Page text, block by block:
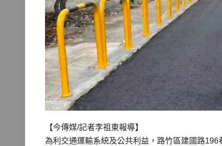
【今傳媒/記者李祖東報導】
為利交通運輸系統及公共利益，路竹區建國路